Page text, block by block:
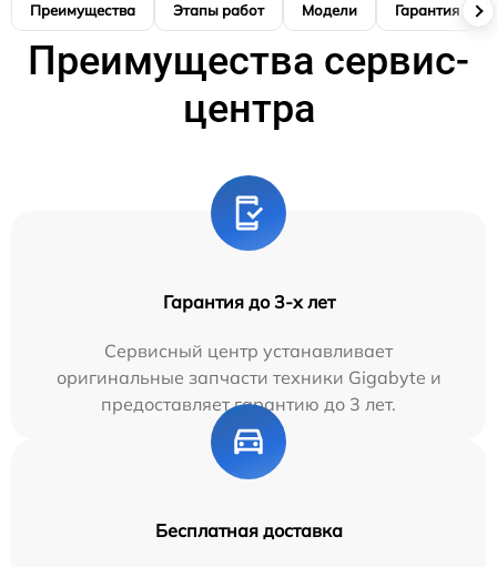
Преимущества Этапы работ Модели Гарантия
Преимущества сервис-
центра
Гарантия до 3-х лет
Сервисный центр устанавливает
оригинальные запчасти техники Gigabyte и
предоставляет гарантию до 3 лет.
Бесплатная доставка